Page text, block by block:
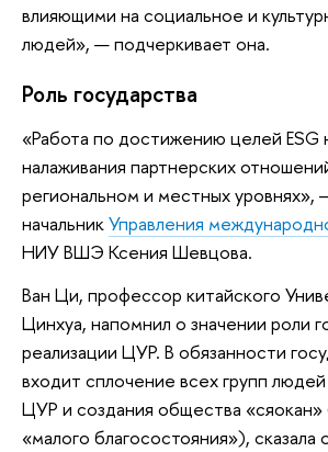
влияющими на социальное и
людей», — подчеркивает она.
Роль государства
«Работа по достижению целей ESG
налаживания партнерских
региональном и местных уровнях»,
начальникУправления
НИУ ВШЭ Ксения Шевцова.
Ван Ци, профессор китайского
Цинхуа, напомнил о значении роли
реализации ЦУР. В обязанности
входит сплочение всех групп
ЦУР и создания общества
«малого благосостояния»), сказала